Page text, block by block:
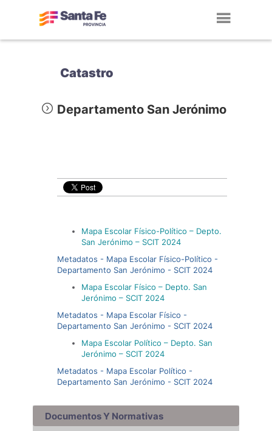
Catastro
Departamento San Jerónimo
Mapa Escolar Físico-Político – Depto.
San Jerónimo – SCIT 2024
Metadatos - Mapa Escolar Físico-Político -
Departamento San Jerónimo - SCIT 2024
Mapa Escolar Físico – Depto. San
Jerónimo – SCIT 2024
Metadatos - Mapa Escolar Físico -
Departamento San Jerónimo - SCIT 2024
Mapa Escolar Político – Depto. San
Jerónimo – SCIT 2024
Metadatos - Mapa Escolar Político -
Departamento San Jerónimo - SCIT 2024
Documentos Y Normativas